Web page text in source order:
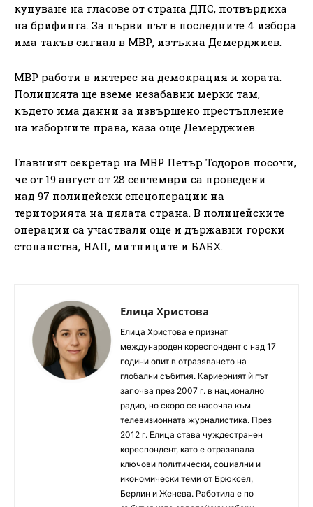
купуване на гласове от страна ДПС, потвърдиха
на брифинга. За първи път в последните 4 избора
има такъв сигнал в МВР, изтъкна Демерджиев.
МВР работи в интерес на демокрация и хората.
Полицията ще вземе незабавни мерки там,
където има данни за извършено престъпление
на изборните права, каза още Демерджиев.
Главният секретар на МВР Петър Тодоров посочи,
че от 19 август от 28 септември са проведени
над 97 полицейски спецоперации на
територията на цялата страна. В полицейските
операции са участвали още и държавни горски
стопанства, НАП, митниците и БАБХ.
Елица Христова
Елица Христова е признат
международен кореспондент с над 17
години опит в отразяването на
глобални събития. Кариерният ѝ път
започва през 2007 г. в национално
радио, но скоро се насочва към
телевизионната журналистика. През
2012 г. Елица става чуждестранен
кореспондент, като е отразявала
ключови политически, социални и
икономически теми от Брюксел,
Берлин и Женева. Работила е по